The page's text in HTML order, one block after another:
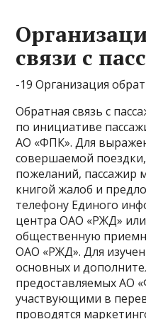
связи с
-19 Организация
Обратная связь с
по инициативе
АО «ФПК». Для
совершаемой
пожеланий, пассажир
книгой жалоб и
телефону Единого
центра ОАО «РЖД» или
общественную
ОАО «РЖД». Для
основных и
предоставляемых АО
участвующими в
проводятся